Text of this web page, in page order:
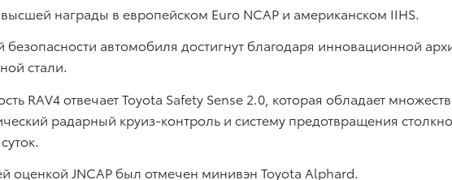
высшей награды в европейском Euro NCAP и американском IIHS.
автомобиля достигнут благодаря инновационной
стали.
RAV4 отвечает Toyota Safety Sense 2.0, которая обладает
радарный круиз-контроль и систему предотвращения
оценкой JNCAP был отмечен минивэн Toyota Alphard.